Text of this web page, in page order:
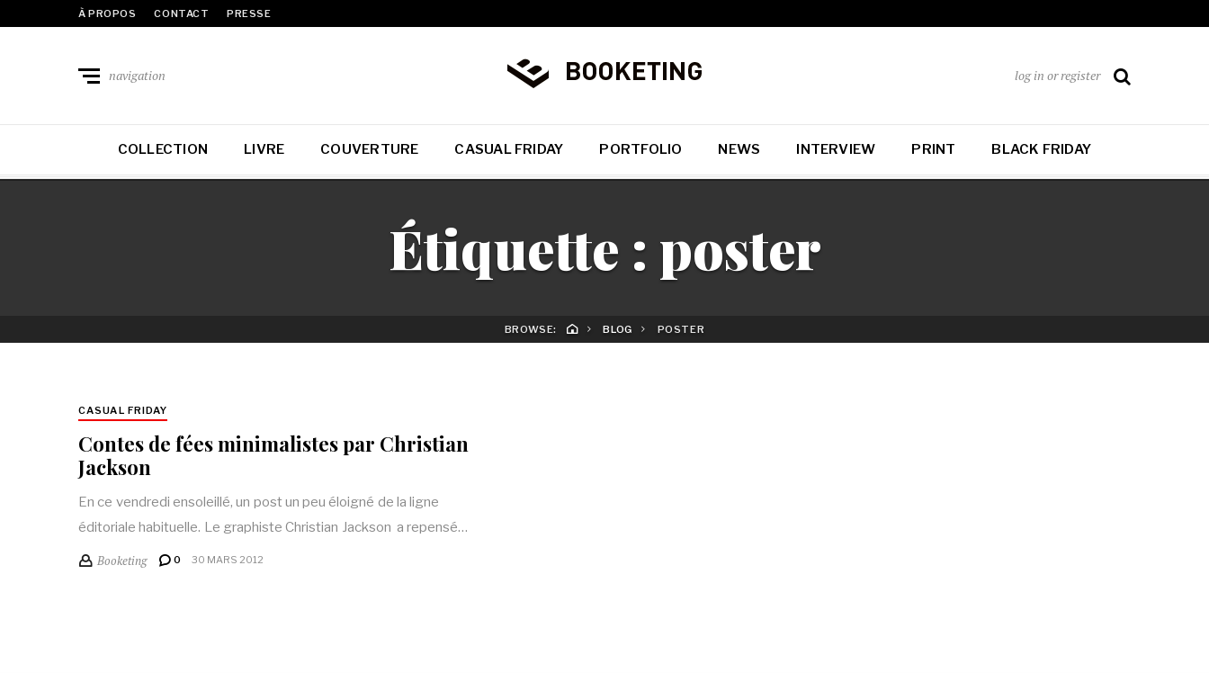
À PROPOS CONTACT PRESSE
navigation log in or register
COLLECTION LIVRE COUVERTURE CASUAL FRIDAY PORTFOLIO NEWS INTERVIEW PRINT BLACK FRIDAY
Étiquette : poster
BROWSE: BLOG POSTER
CASUAL FRIDAY
Contes de fées minimalistes par Christian
Jackson
En ce vendredi ensoleillé, un post un peu éloigné de la ligne
éditoriale habituelle. Le graphiste Christian Jackson a repensé…
Booketing 0 30 MARS 2012